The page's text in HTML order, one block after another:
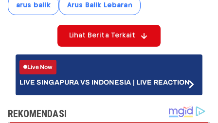
arus balik Arus Balik Lebaran
Lihat Berita Terkait
Live Now
LIVE SINGAPURA VS INDONESIA | LIVE REACTION